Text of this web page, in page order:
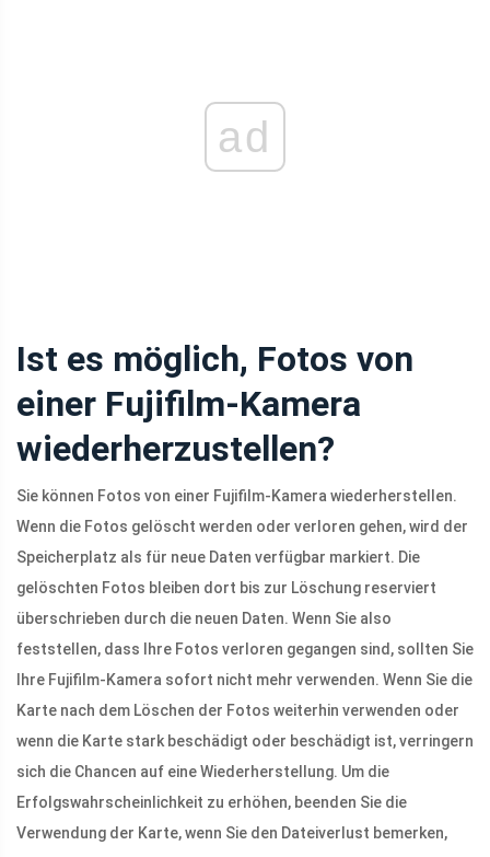
ad
Ist es möglich, Fotos von
einer Fujifilm-Kamera
wiederherzustellen?
Sie können Fotos von einer Fujifilm-Kamera wiederherstellen.
Wenn die Fotos gelöscht werden oder verloren gehen, wird der
Speicherplatz als für neue Daten verfügbar markiert. Die
gelöschten Fotos bleiben dort bis zur Löschung reserviert
überschrieben durch die neuen Daten. Wenn Sie also
feststellen, dass Ihre Fotos verloren gegangen sind, sollten Sie
Ihre Fujifilm-Kamera sofort nicht mehr verwenden. Wenn Sie die
Karte nach dem Löschen der Fotos weiterhin verwenden oder
wenn die Karte stark beschädigt oder beschädigt ist, verringern
sich die Chancen auf eine Wiederherstellung. Um die
Erfolgswahrscheinlichkeit zu erhöhen, beenden Sie die
Verwendung der Karte, wenn Sie den Dateiverlust bemerken,